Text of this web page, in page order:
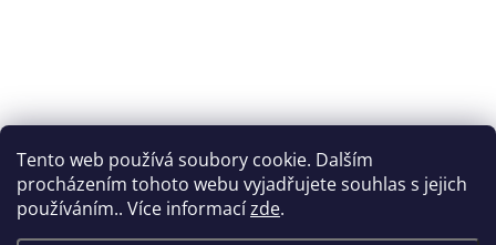
Tento web používá soubory cookie. Dalším
procházením tohoto webu vyjadřujete souhlas s jejich
používáním.. Více informacízde.